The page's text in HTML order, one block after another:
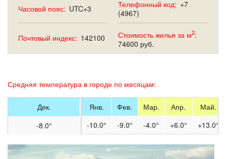
Часовой пояс: UTC+3 Телефонный код: +7
(4967)
Почтовый индекс: 142100 Стоимость жилья за м2:
74600 руб.
Средняя температура в городе по месяцам:
Янв. Фев. Мар. Апр.
Май.
-10.0°
-9.0° -4.0° +6.0° +13.0°
Дек.
-8.0°